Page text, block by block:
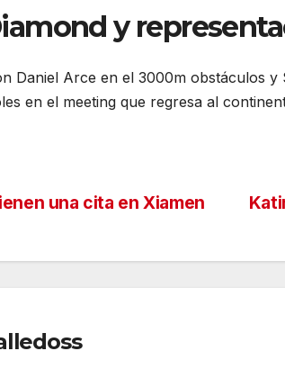
y
Daniel Arce en el 3000m obstáculos
en el meeting que regresa al
una cita en Xiamen